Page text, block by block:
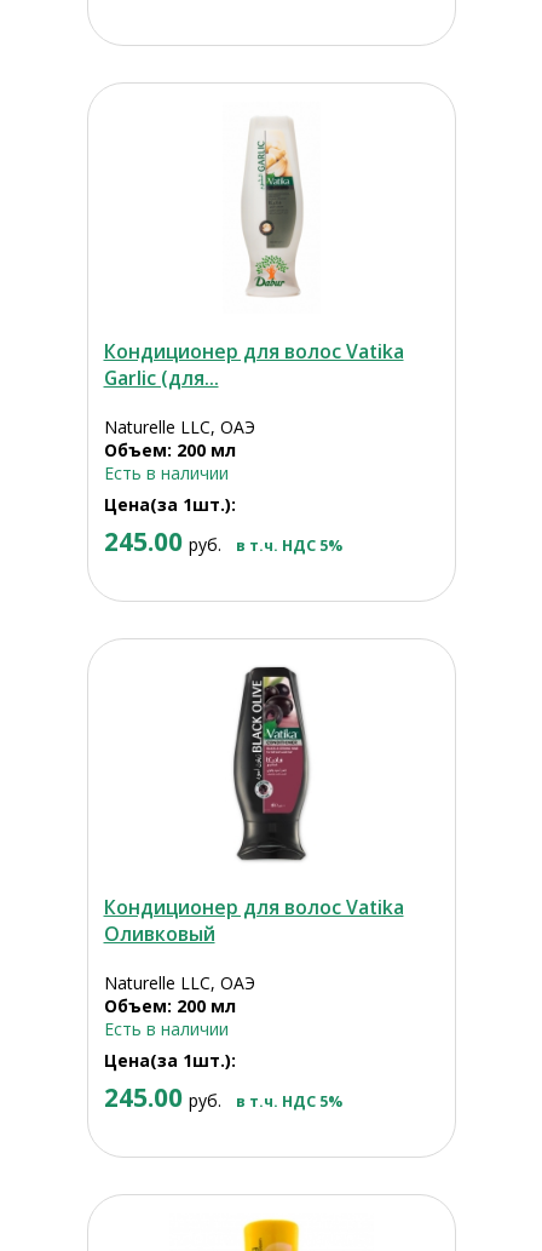
Кондиционер для волос Vatika
Garlic (для...
Naturelle LLC, ОАЭ
Объем: 200 мл
Есть в наличии
Цена(за 1шт.):
245.00 руб. в т.ч. НДС 5%
Кондиционер для волос Vatika
Оливковый
Naturelle LLC, ОАЭ
Объем: 200 мл
Есть в наличии
Цена(за 1шт.):
245.00 руб. в т.ч. НДС 5%